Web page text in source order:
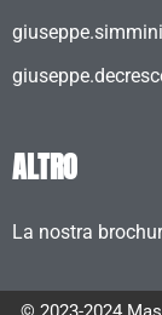
ALTRO
La nostra